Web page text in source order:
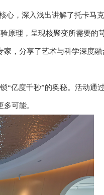
心，深入浅出讲解了托卡马
原理，呈现核聚变所需要的
，分享了艺术与科学深度
“亿度千秒”的奥秘。活动通
可能。